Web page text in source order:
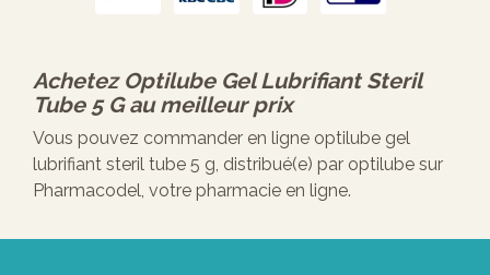
Achetez Optilube Gel Lubrifiant Steril
Tube 5 Gau meilleur prix
Vous pouvez commander en ligne optilube gel
lubrifiant steril tube 5 g, distribué(e) par optilube sur
Pharmacodel, votre pharmacie en ligne.